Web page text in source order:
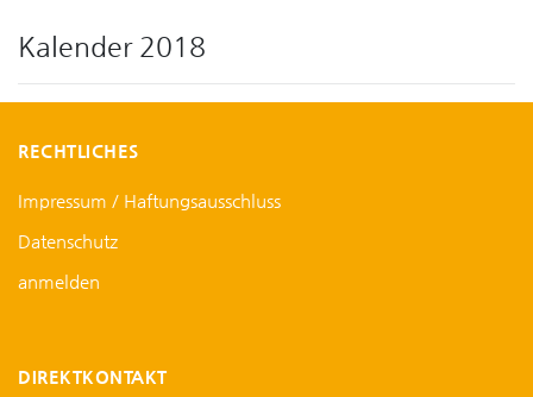
Kalender 2018
RECHTLICHES
Impressum / Haftungsausschluss
Datenschutz
anmelden
DIREKTKONTAKT